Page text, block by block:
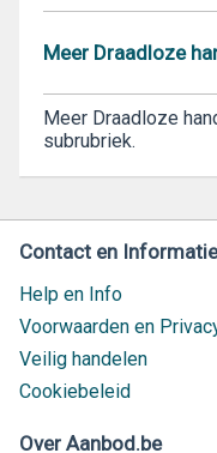
Meer Draadloze
Meer Draadloze
subrubriek.
Contact en Informatie
Help en Info
Voorwaarden en
Veilig handelen
Cookiebeleid
Over Aanbod.be